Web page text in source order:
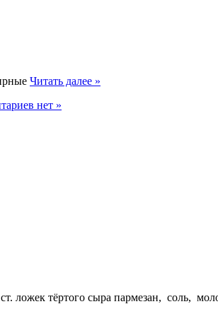
Читать далее »
нет »
ложек тёртого сыра пармезан, соль,